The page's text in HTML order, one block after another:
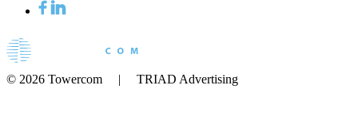
© 2026 Towercom | TRIAD Advertising